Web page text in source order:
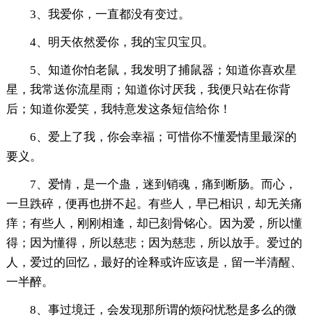
3、我爱你，一直都没有变过。
4、明天依然爱你，我的宝贝宝贝。
5、知道你怕老鼠，我发明了捕鼠器；知道你喜欢星
星，我常送你流星雨；知道你讨厌我，我便只站在你背
后；知道你爱笑，我特意发这条短信给你！
6、爱上了我，你会幸福；可惜你不懂爱情里最深的
要义。
7、爱情，是一个蛊，迷到销魂，痛到断肠。而心，
一旦跌碎，便再也拼不起。有些人，早已相识，却无关痛
痒；有些人，刚刚相逢，却已刻骨铭心。因为爱，所以懂
得；因为懂得，所以慈悲；因为慈悲，所以放手。爱过的
人，爱过的回忆，最好的诠释或许应该是，留一半清醒、
一半醉。
8、事过境迁，会发现那所谓的烦闷忧愁是多么的微